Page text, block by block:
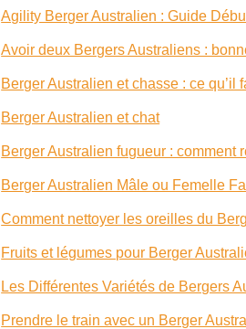
Agility Berger Australien : Guide
Avoir deux Bergers Australiens :
Berger Australien et chasse : ce qu’il
Berger Australien et chat
Berger Australien fugueur : comment
Berger Australien Mâle ou Femelle
Comment nettoyer les oreilles du
Fruits et légumes pour Berger
Les Différentes Variétés de Bergers
Prendre le train avec un Berger